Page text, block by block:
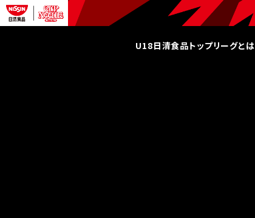
U18日清食品トップリーグとは